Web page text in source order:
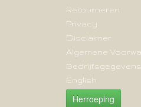
Retourneren
Privacy
Disclaimer
Algemene
English
Herroeping